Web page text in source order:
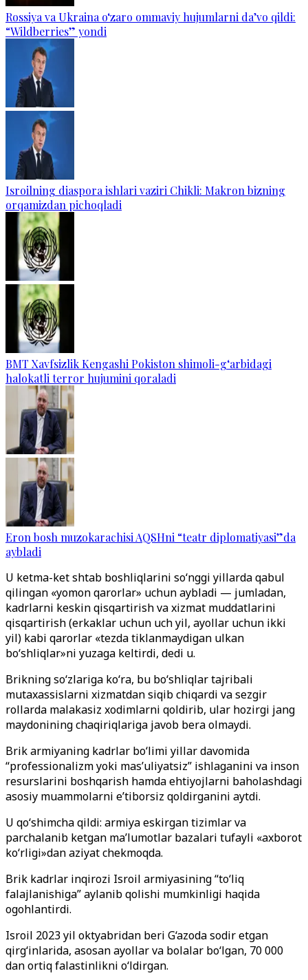
Rossiya va Ukraina o‘zaro ommaviy hujumlarni da’vo qildi:
“Wildberries” yondi
Isroilning diaspora ishlari vaziri Chikli: Makron bizning
orqamizdan pichoqladi
BMT Xavfsizlik Kengashi Pokiston shimoli-g‘arbidagi
halokatli terror hujumini qoraladi
Eron bosh muzokarachisi AQSHni “teatr diplomatiyasi”da
aybladi
U ketma-ket shtab boshliqlarini so‘nggi yillarda qabul
qilingan «yomon qarorlar» uchun aybladi — jumladan,
kadrlarni keskin qisqartirish va xizmat muddatlarini
qisqartirish (erkaklar uchun uch yil, ayollar uchun ikki
yil) kabi qarorlar «tezda tiklanmaydigan ulkan
bo‘shliqlar»ni yuzaga keltirdi, dedi u.
Brikning so‘zlariga ko‘ra, bu bo‘shliqlar tajribali
mutaxassislarni xizmatdan siqib chiqardi va sezgir
rollarda malakasiz xodimlarni qoldirib, ular hozirgi jang
maydonining chaqiriqlariga javob bera olmaydi.
Brik armiyaning kadrlar bo‘limi yillar davomida
“professionalizm yoki mas’uliyatsiz” ishlaganini va inson
resurslarini boshqarish hamda ehtiyojlarni baholashdagi
asosiy muammolarni e’tiborsiz qoldirganini aytdi.
U qo‘shimcha qildi: armiya eskirgan tizimlar va
parchalanib ketgan ma’lumotlar bazalari tufayli «axborot
ko‘rligi»dan aziyat chekmoqda.
Brik kadrlar inqirozi Isroil armiyasining “to‘liq
falajlanishiga” aylanib qolishi mumkinligi haqida
ogohlantirdi.
Isroil 2023 yil oktyabridan beri G‘azoda sodir etgan
qirg‘inlarida, asosan ayollar va bolalar bo‘lgan, 70 000
dan ortiq falastinlikni o‘ldirgan.